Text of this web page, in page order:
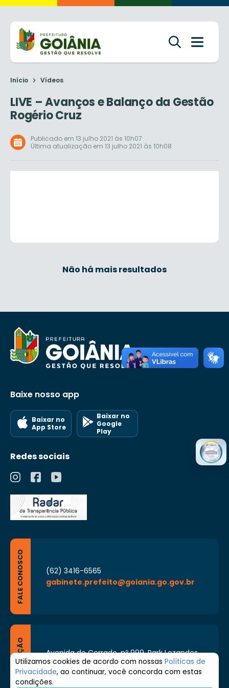
Início Vídeos
LIVE – Avanços e Balanço da Gestão
Rogério Cruz
Publicado em 13 julho 2021 às 10h07
Última atualização em 13 julho 2021 às 10h08
Não há mais resultados
Baixe nosso app
Baixar no
App Store
Baixar no
Google
Play
Redes sociais
FALE CONOSCO
(62) 3416-6565
gabinete.prefeito@goiania.go.gov.br
LOCALIZAÇÃO
Avenida do Cerrado, nº 999, Park Lozandes,
Goiânia - Goiás CEP: 74884-092
Segunda à Sexta de 8h às 17h
Utilizamos cookies de acordo com nossas Políticas de
Privacidade, ao continuar, você concorda com estas
condições.